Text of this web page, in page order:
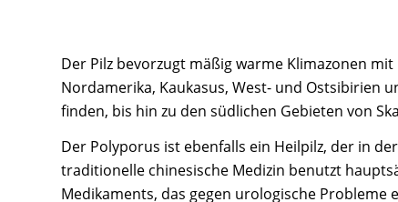
Der Pilz bevorzugt mäßig warme Klimazonen
Nordamerika, Kaukasus, West- und Ostsibirien
finden, bis hin zu den südlichen Gebieten von
Der Polyporus ist ebenfalls ein Heilpilz, der in
traditionelle chinesische Medizin benutzt
Medikaments, das gegen urologische